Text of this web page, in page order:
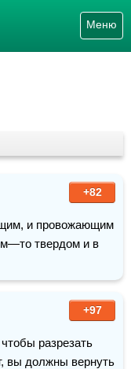
Меню
+82
и провожающим
твердом и в
+97
вы должны вернуть